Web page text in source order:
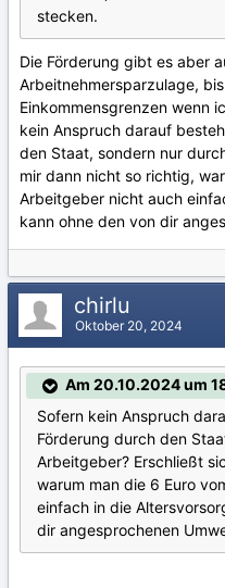
stecken.
Die Förderung gibt es aber
Arbeitnehmersparzulage,
Einkommensgrenzen wenn
kein Anspruch darauf
den Staat, sondern nur
mir dann nicht so richtig,
Arbeitgeber nicht auch
kann ohne den von dir
chirlu
Oktober 20, 2024
Am 20.10.2024 um
Sofern kein Anspruch
Förderung durch den
Arbeitgeber? Erschließt
warum man die 6 Euro
einfach in die
dir angesprochenen